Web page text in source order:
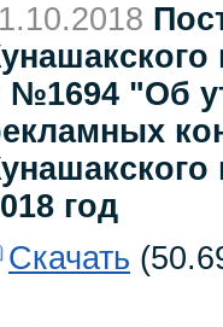
№1694 "Об
год
Скачать